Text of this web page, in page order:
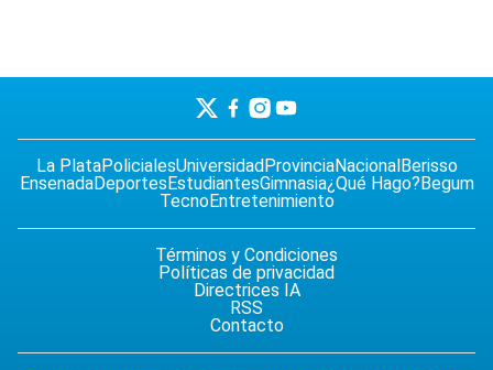
La PlataPolicialesUniversidadProvinciaNacionalBerisso
EnsenadaDeportesEstudiantesGimnasia¿Qué Hago?Begum
TecnoEntretenimiento
Términos y Condiciones
Políticas de privacidad
Directrices IA
RSS
Contacto